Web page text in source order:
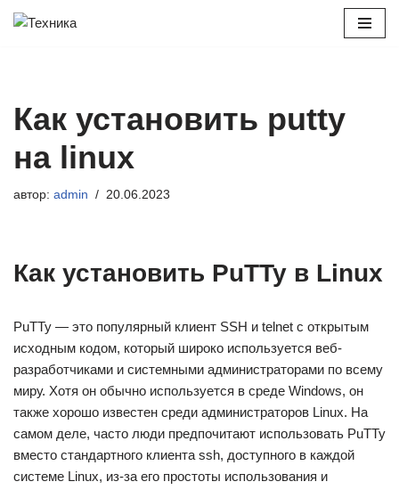
Как установить putty
на linux
автор: admin 20.06.2023
Как установить PuTTy в Linux
PuTTy — это популярный клиент SSH и telnet с открытым
исходным кодом, который широко используется веб-
разработчиками и системными администраторами по всему
миру. Хотя он обычно используется в среде Windows, он
также хорошо известен среди администраторов Linux. На
самом деле, часто люди предпочитают использовать PuTTy
вместо стандартного клиента ssh, доступного в каждой
системе Linux, из-за его простоты использования и